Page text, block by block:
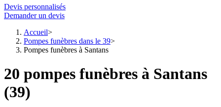
Devis personnalisés
Demander un devis
Accueil
Pompes funèbres dans le 39
Pompes funèbres à Santans
20 pompes funèbres à Santans
(39)